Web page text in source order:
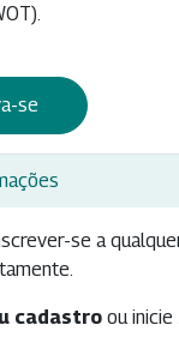
se
se a
cadastro ou inicie